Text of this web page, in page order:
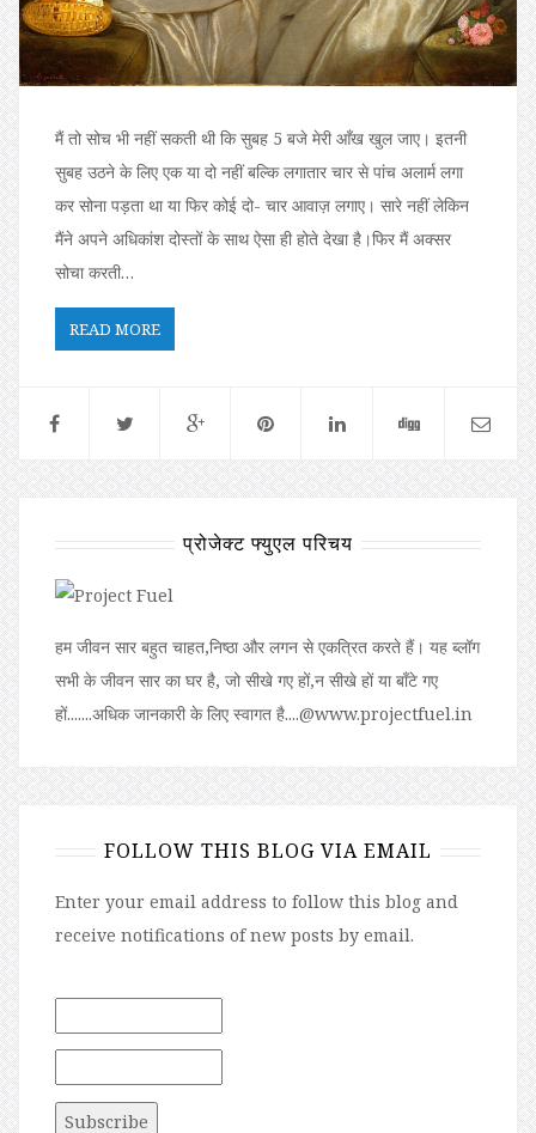
मैं तो सोच भी नहीं सकती थी कि सुबह 5 बजे मेरी आँख खुल जाए। इतनी
सुबह उठने के लिए एक या दो नहीं बल्कि लगातार चार से पांच अलार्म लगा
कर सोना पड़ता था या फिर कोई दो- चार आवाज़ लगाए। सारे नहीं लेकिन
मैंने अपने अधिकांश दोस्तों के साथ ऐसा ही होते देखा है।फिर मैं अक्सर
सोचा करती…
READ MORE
प्रोजेक्ट फ्युएल परिचय
हम जीवन सार बहुत चाहत,निष्ठा और लगन से एकत्रित करते हैं। यह ब्लॉग
सभी के जीवन सार का घर है, जो सीखे गए हों,न सीखे हों या बॉंटे गए
हों.......अधिक जानकारी के लिए स्वागत है....@www.projectfuel.in
FOLLOW THIS BLOG VIA EMAIL
Enter your email address to follow this blog and
receive notifications of new posts by email.